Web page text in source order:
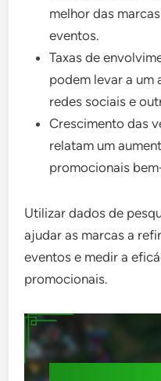
melhor das
eventos.
Taxas de
podem levar a um
redes sociais e
Crescimento das
relatam um
promocionais
Utilizar dados de
ajudar as marcas a
eventos e medir a
promocionais.